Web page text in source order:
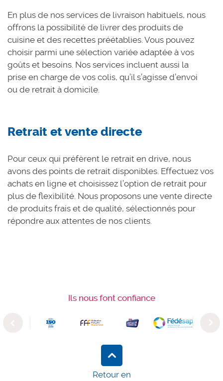
En plus de nos services de livraison habituels, nous
offrons la possibilité de livrer des produits de
cuisine et des recettes préétablies. Vous pouvez
choisir parmi une sélection variée adaptée à vos
goûts et besoins. Nos services incluent aussi la
prise en charge de vos colis, qu’il s’agisse d’envoi
ou de retrait à domicile.
Retrait et vente directe
Pour ceux qui préfèrent le retrait en drive, nous
avons des points de retrait disponibles. Effectuez vos
achats en ligne et choisissez l’option de retrait pour
plus de flexibilité. Nous proposons une vente directe
de produits frais et de qualité, sélectionnés pour
répondre aux attentes de nos clients.
Ils nous font confiance
Previous Next
Retour en